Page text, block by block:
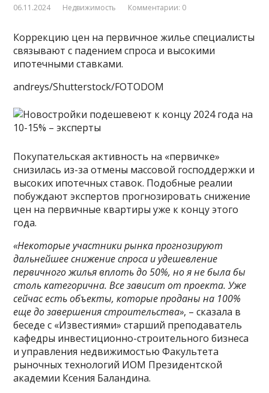
06.11.2024 Недвижимость Комментарии: 0
Коррекцию цен на первичное жилье специалисты
связывают с падением спроса и высокими
ипотечными ставками.
andreys/Shutterstock/FOTODOM
Покупательская активность на «первичке»
снизилась из-за отмены массовой господдержки и
высоких ипотечных ставок. Подобные реалии
побуждают экспертов прогнозировать снижение
цен на первичные квартиры уже к концу этого
года.
«Некоторые участники рынка прогнозируют
дальнейшее снижение спроса и удешевление
первичного жилья вплоть до 50%, но я не была бы
столь категорична. Все зависит от проекта. Уже
сейчас есть объекты, которые проданы на 100%
еще до завершения строительства», – сказала в
беседе с «Известиями» старший преподаватель
кафедры инвестиционно-строительного бизнеса
и управления недвижимостью Факультета
рыночных технологий ИОМ Президентской
академии Ксения Баландина.